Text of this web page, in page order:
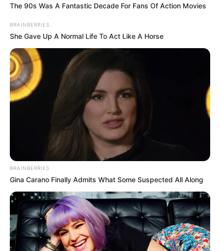
The 90s Was A Fantastic Decade For Fans Of Action Movies
BRAINBERRIES
She Gave Up A Normal Life To Act Like A Horse
BRAINBERRIES
Gina Carano Finally Admits What Some Suspected All Along